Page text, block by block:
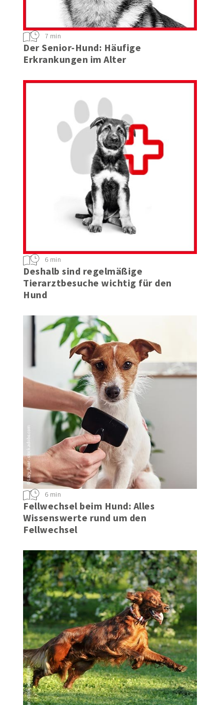
Der Senior-Hund: Häufige
Erkrankungen im Alter
7 min
Deshalb sind regelmäßige
Tierarztbesuche wichtig für den
Hund
6 min
Fellwechsel beim Hund: Alles
Wissenswerte rund um den
Fellwechsel
6 min